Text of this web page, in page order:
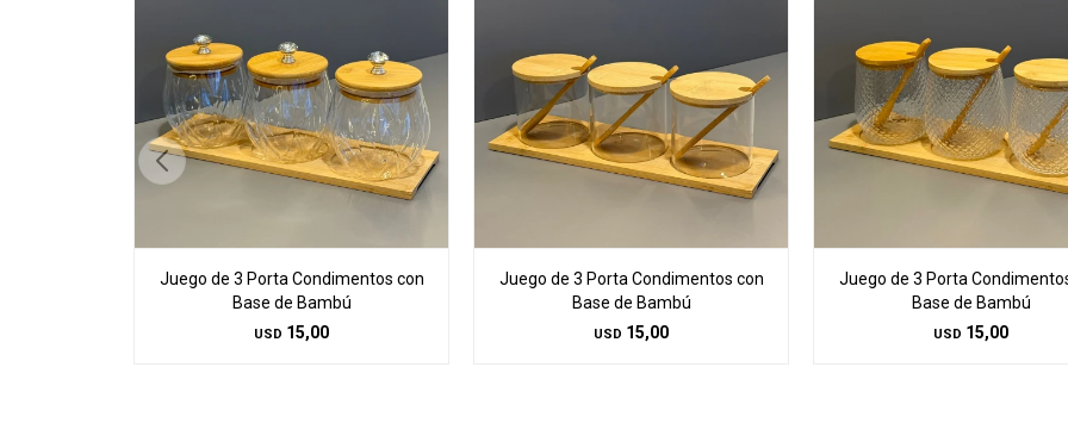
Juego de 3 Porta Condimentos con
Base de Bambú
USD 15,00
Juego de 3 Porta Condimentos con
Base de Bambú
USD 15,00
Juego de 3 Porta
Base de Bambú
USD 15,00